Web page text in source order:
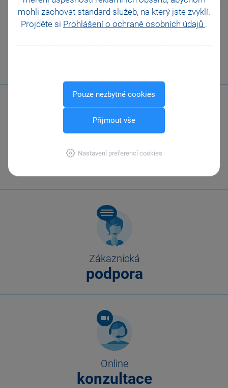
mohli zachovat standard služeb, na který jste zvyklí.
Projděte si Prohlášení o ochraně osobních údajů .
Pouze nezbytné cookies
Přijmout vše
Nastavení preferencí cookies
Pomohla Vám tato
odpověď?
Ano
Zavolejte nám
Zákaznická
podpora
Online
konzultace